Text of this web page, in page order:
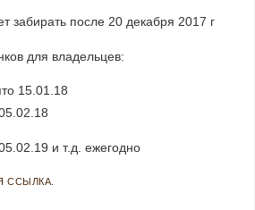
забирать после 20 декабря 2017 г
для владельцев:
15.01.18
и т.д. ежегодно
ССЫЛКА